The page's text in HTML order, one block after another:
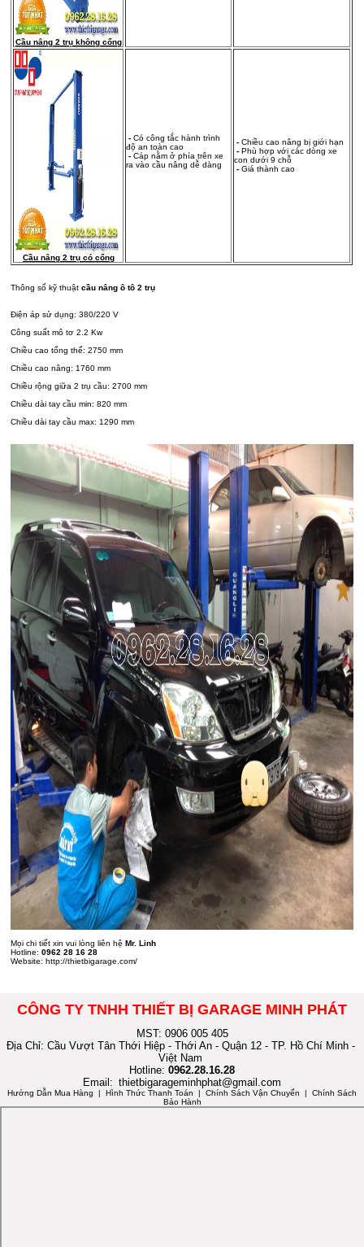
Cầu nâng 2 trụ không cổng
Cầu nâng 2 trụ có cổng
- Có công tắc hành trình
độ an toàn cao
-Cáp nằm ở phía trên xe
ra vào cầu nâng dễ dàng
- Chiều cao nâng bị giới hạn
- Phù hợp với các dòng xe
con dưới 9 chỗ
- Giá thành cao
Thông số kỹ thuậtcầu nâng ô tô 2 trụ
Điện áp sử dụng: 380/220 V
Công suất mô tơ 2.2 Kw
Chiều cao tổng thể: 2750 mm
Chiều cao nâng: 1760 mm
Chiều rộng giữa 2 trụ cầu: 2700 mm
Chiều dài tay cầu min: 820 mm
Chiều dài tay cầu max: 1290 mm
Mọi chi tiết xin vui lòng liên hệ Mr. Linh
Hotline: 0962 28 16 28
Website:http://thietbigarage.com/
CÔNG TY TNHH THIẾT BỊ GARAGE MINH PHÁT
MST: 0906 005 405
Địa Chỉ: Cầu Vượt Tân Thới Hiệp - Thới An - Quận 12 - TP. Hồ Chí Minh -
Việt Nam
Hotline: 0962.28.16.28
Email: thietbigarageminhphat@gmail.com
Hướng Dẫn Mua Hàng | Hình Thức Thanh Toán | Chính Sách Vận Chuyển | Chính Sách
Bảo Hành